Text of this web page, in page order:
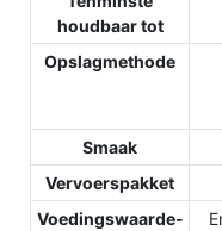
houdbaar tot
Opslagmethode
Smaak
Vervoerspakket
Voedingswaarde-